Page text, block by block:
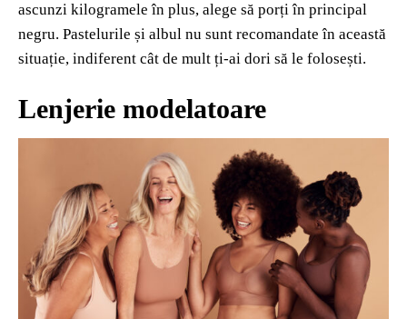
ascunzi kilogramele în plus, alege să porți în principal
negru. Pastelurile și albul nu sunt recomandate în această
situație, indiferent cât de mult ți-ai dori să le folosești.
Lenjerie modelatoare